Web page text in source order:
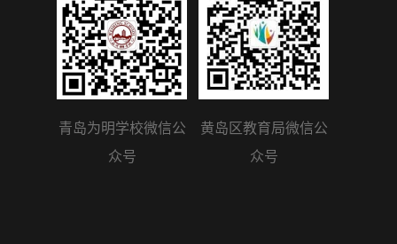
青岛为明学校微信公
众号
黄岛区教育局微信公
众号